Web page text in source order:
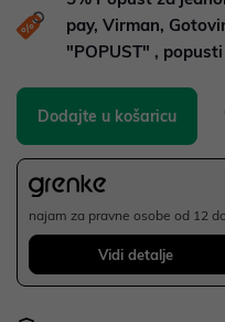
pay, Virman,
"POPUST" ,
Dodajte u košaricu
najam za pravne osobe od 12
Vidi detalje